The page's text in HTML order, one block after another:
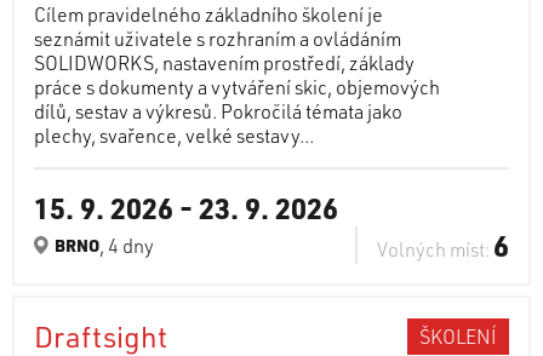
Cílem pravidelného základního školení je
seznámit uživatele s rozhraním a ovládáním
SOLIDWORKS, nastavením prostředí, základy
práce s dokumenty a vytváření skic, objemových
dílů, sestav a výkresů. Pokročilá témata jako
plechy, svařence, velké sestavy...
15. 9. 2026 -23. 9. 2026
BRNO, 4 dny Volných míst: 6
Draftsight
ŠKOLENÍ